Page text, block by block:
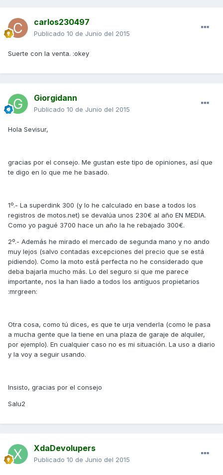
carlos230497
Publicado 10 de Junio del 2015
Suerte con la venta. :okey
Giorgidann
Publicado 10 de Junio del 2015
Hola Sevisur,
gracias por el consejo. Me gustan este tipo de opiniones, así que
te digo en lo que me he basado.
1º.- La superdink 300 (y lo he calculado en base a todos los
registros de motos.net) se devalúa unos 230€ al año EN MEDIA.
Como yo pagué 3700 hace un año la he rebajado 300€.
2º.- Además he mirado el mercado de segunda mano y no ando
muy lejos (salvo contadas excepciones del precio que se está
pidiendo). Como la moto está perfecta no he considerado que
deba bajarla mucho más. Lo del seguro si que me parece
importante, nos la han liado a todos los antiguos propietarios
:mrgreen:
Otra cosa, como tú dices, es que te urja venderla (como le pasa
a mucha gente que la tiene en una plaza de garaje de alquiler,
por ejemplo). En cualquier caso no es mi situación. La uso a diario
y la voy a seguir usando.
Insisto, gracias por el consejo
Salu2
XdaDevolupers
Publicado 10 de Junio del 2015